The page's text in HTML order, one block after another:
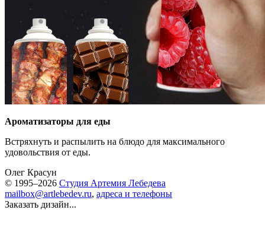
Ароматизаторы для еды
Встряхнуть и распылить на блюдо для максимального
удовольствия от еды.
Олег Красун
© 1995–2026 Студия Артемия Лебедева
mailbox@artlebedev.ru, адреса и телефоны
Заказать дизайн...